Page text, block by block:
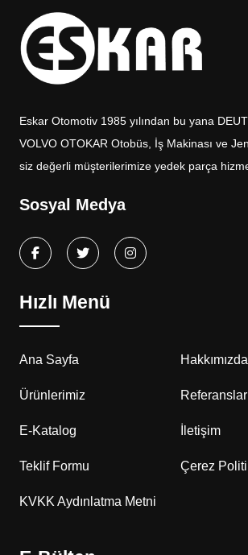
Eskar Otomotiv 1985 yılından bu yana
VOLVO OTOKAR Otobüs, İş Makinası ve
siz değerli müşterilerimize yedek parça
Sosyal Medya
Hızlı Menü
Ana Sayfa Hakkımızda
Ürünlerimiz Referanslar
E-Katalog İletişim
Teklif Formu Çerez
KVKK Aydınlatma Metni